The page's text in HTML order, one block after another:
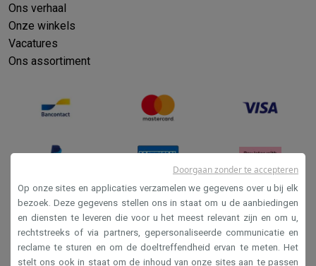
Ons verhaal
Onze winkels
Vacatures
Ons assortiment
Verkoopsvoorwaarden
Privacy
Op onze sites en applicaties verzamelen we gegevens over u bij elk
bezoek. Deze gegevens stellen ons in staat om u de aanbiedingen
en diensten te leveren die voor u het meest relevant zijn en om u,
rechtstreeks of via partners, gepersonaliseerde communicatie en
reclame te sturen en om de doeltreffendheid ervan te meten. Het
stelt ons ook in staat om de inhoud van onze sites aan te passen
Doorgaan zonder te accepteren